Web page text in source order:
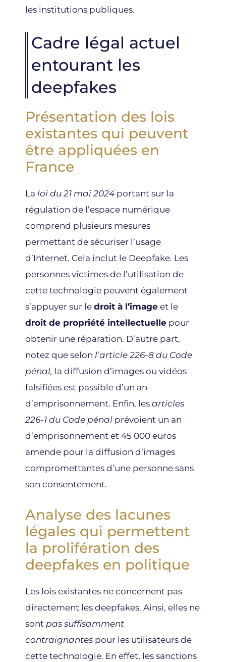
les institutions publiques.
Cadre légal actuel
entourant les
deepfakes
Présentation des lois
existantes qui peuvent
être appliquées en
France
La loi du 21 mai 2024 portant sur la
régulation de l’espace numérique
comprend plusieurs mesures
permettant de sécuriser l’usage
d’Internet. Cela inclut le Deepfake. Les
personnes victimes de l’utilisation de
cette technologie peuvent également
s’appuyer sur le droit à l’image et le
droit de propriété intellectuelle pour
obtenir une réparation. D’autre part,
notez que selon l’article 226-8 du Code
pénal, la diffusion d’images ou vidéos
falsifiées est passible d’un an
d’emprisonnement. Enfin, les articles
226-1 du Code pénal prévoient un an
d’emprisonnement et 45 000 euros
amende pour la diffusion d’images
compromettantes d’une personne sans
son consentement.
Analyse des lacunes
légales qui permettent
la prolifération des
deepfakes en politique
Les lois existantes ne concernent pas
directement les deepfakes. Ainsi, elles ne
sont pas suffisamment
contraignantes pour les utilisateurs de
cette technologie. En effet, les sanctions